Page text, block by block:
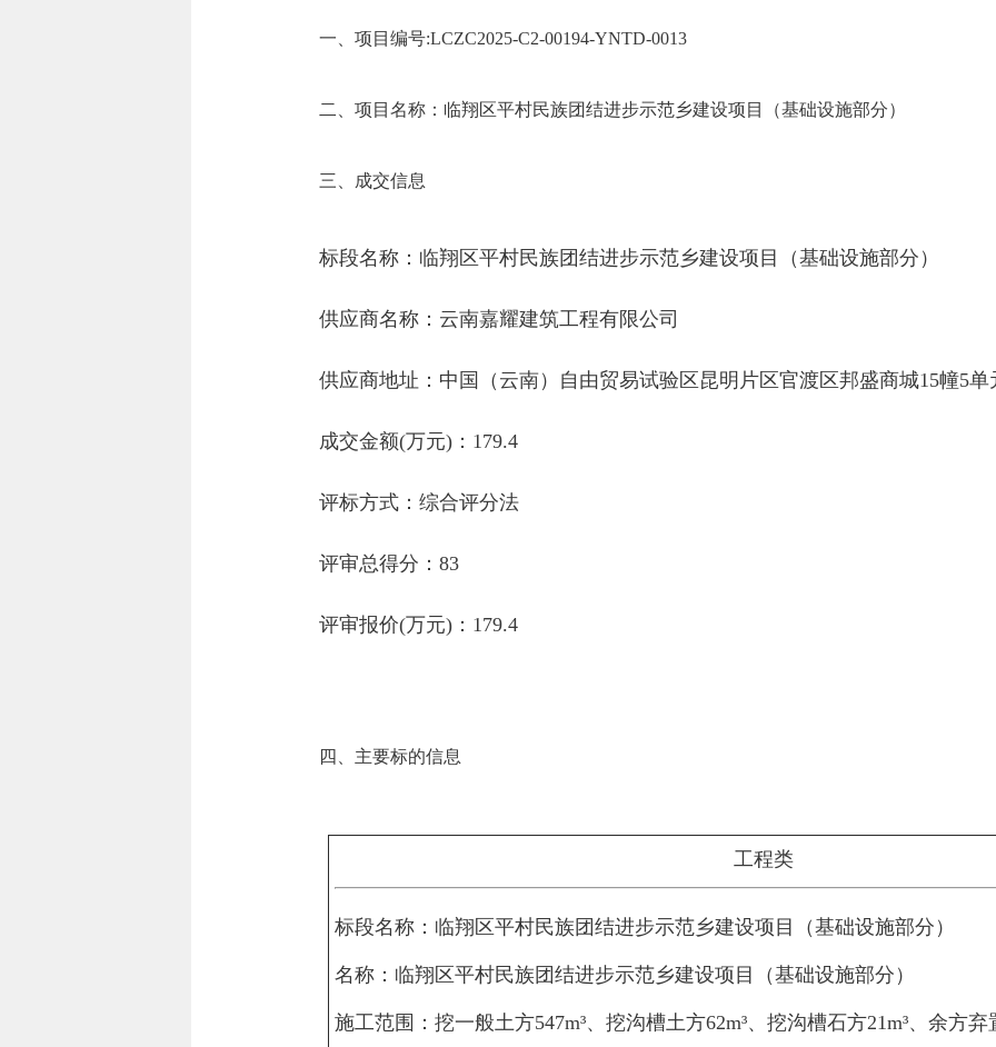
一、项目编号:LCZC2025-C2-00194-YNTD-0013
二、项目名称：临翔区平村民族团结进步示范乡建设项目（基础设施部分）
三、成交信息
标段名称：临翔区平村民族团结进步示范乡建设项目（基础设施部分）
供应商名称：云南嘉耀建筑工程有限公司
供应商地址：中国（云南）自由贸易试验区昆明片区官渡区邦盛商城15幢5单
成交金额(万元)：179.4
评标方式：综合评分法
评审总得分：83
评审报价(万元)：179.4
四、主要标的信息
工程类
标段名称：临翔区平村民族团结进步示范乡建设项目（基础设施部分）
名称：临翔区平村民族团结进步示范乡建设项目（基础设施部分）
施工范围：挖一般土方547m³、挖沟槽土方62m³、挖沟槽石方21m³、余方弃